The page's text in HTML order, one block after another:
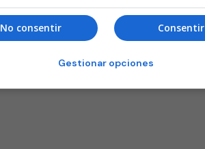
Consentir
No consentir
Gestionar opciones